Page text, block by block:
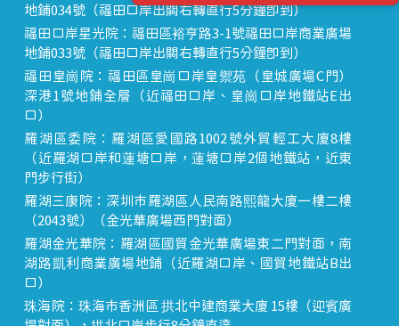
地鋪034號（福田口岸出關右轉直行5分鐘即到）
福田口岸星光院：福田區裕亨路3-1號福田口岸商業廣場
地鋪033號（福田口岸出關右轉直行5分鐘即到）
福田皇崗院：福田區皇崗口岸皇禦苑（皇城廣場C門）
深港1號地鋪全層（近福田口岸、皇崗口岸地鐵站E出
口）
羅湖區委院：羅湖區愛國路1002號外貿輕工大廈8樓
（近羅湖口岸和蓮塘口岸，蓮塘口岸2個地鐵站，近東
門步行街）
羅湖三康院：深圳市羅湖區人民南路熙龍大廈一樓二樓
（2043號）（金光華廣場西門對面）
羅湖金光華院：羅湖區國貿金光華廣場東二門對面，南
湖路凱利商業廣場地鋪（近羅湖口岸、國貿地鐵站B出
口）
珠海院：珠海市香洲區 拱北中建商業大廈 15樓（迎賓廣